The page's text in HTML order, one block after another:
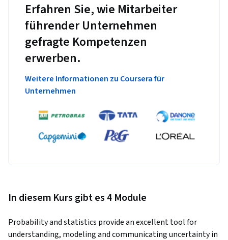
Erfahren Sie, wie Mitarbeiter
führender Unternehmen
gefragte Kompetenzen
erwerben.
Weitere Informationen zu Coursera für
Unternehmen
In diesem Kurs gibt es 4 Module
Probability and statistics provide an excellent tool for
understanding, modeling and communicating uncertainty in